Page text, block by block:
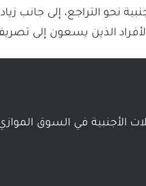
نحو التراجع، إلى جانب
الذين يسعون إلى
الأجنبية في السوق